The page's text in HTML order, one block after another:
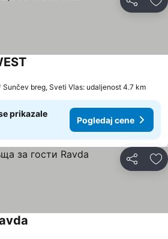
Deli
Sunčev breg, Sveti Vlas: udaljenost 4.7 km
prikazale
Pogledaj cene
Deli